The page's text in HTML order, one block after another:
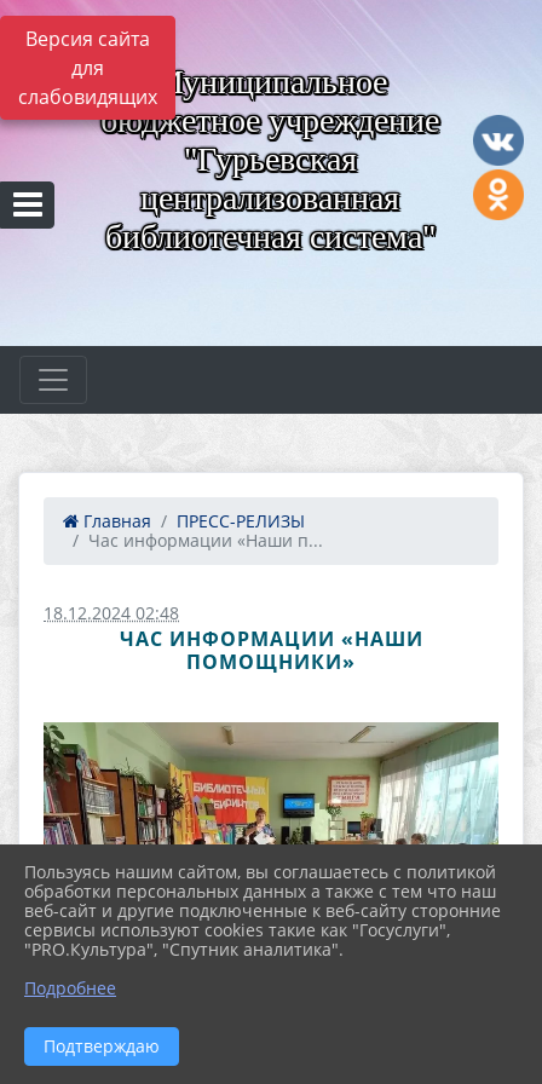
Версия сайта
для
слабовидящих Муниципальное
бюджетное учреждение
"Гурьевская
централизованная
библиотечная система"
Главная
ПРЕСС-РЕЛИЗЫ
Час информации «Наши п...
18.12.2024 02:48
ЧАС ИНФОРМАЦИИ «НАШИ
ПОМОЩНИКИ»
Пользуясь нашим сайтом, вы соглашаетесь с политикой
обработки персональных данных а также с тем что наш
веб-сайт и другие подключенные к веб-сайту сторонние
сервисы используют cookies такие как "Госуслуги",
"PRO.Культура", "Спутник аналитика".
Подробнее
Подтверждаю